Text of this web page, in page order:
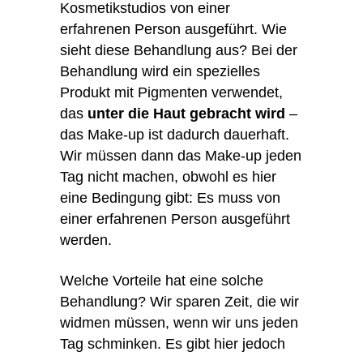
Kosmetikstudios von einer
erfahrenen Person ausgeführt. Wie
sieht diese Behandlung aus? Bei der
Behandlung wird ein spezielles
Produkt mit Pigmenten verwendet,
das unter die Haut gebracht wird –
das Make-up ist dadurch dauerhaft.
Wir müssen dann das Make-up jeden
Tag nicht machen, obwohl es hier
eine Bedingung gibt: Es muss von
einer erfahrenen Person ausgeführt
werden.
Welche Vorteile hat eine solche
Behandlung? Wir sparen Zeit, die wir
widmen müssen, wenn wir uns jeden
Tag schminken. Es gibt hier jedoch